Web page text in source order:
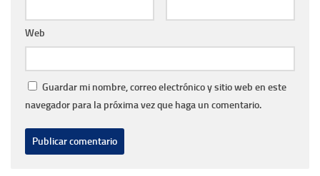
Web
Guardar mi nombre, correo electrónico y sitio web en este
navegador para la próxima vez que haga un comentario.